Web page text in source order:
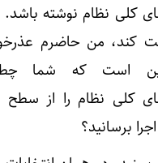
کلی نظام نوشته
کند، من حاضرم
است که شما
کلی نظام را از
برسانید؟